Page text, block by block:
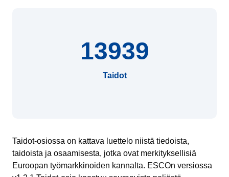
13939
Taidot
Taidot-osiossa on kattava luettelo niistä tiedoista,
taidoista ja osaamisesta, jotka ovat merkityksellisiä
Euroopan työmarkkinoiden kannalta. ESCOn versiossa